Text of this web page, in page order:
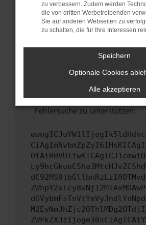
Veraltete Software birgt nicht
Sicherheitsrisiko, sondern
führen, dass bestimmte
Wende dich an den
hast, kontaktiere uns bitte. Wir
versuchen, das Problem zu
uns diesen Text schicken, um
Fehlersuche zu unterstützen:
zu verbessern. Zudem werden
die von dritten Werbetreibenden
Sie auf anderen Webseiten zu
zu schalten, die für Ihre Interessen
Speichern
Optionale Cookies
Alle akzeptieren